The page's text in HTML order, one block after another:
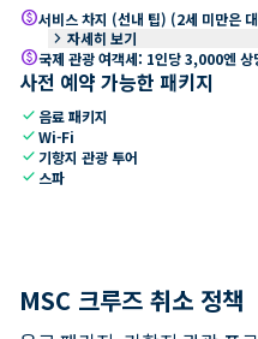
paid서비스 차지 (선내 팁) (2세 미만은
keyboard_arrow_right 자세히 보기
paid국제 관광 여객세: 1인당 3,000엔
사전 예약 가능한 패키지
check 음료 패키지
checkWi-Fi
check 기항지 관광 투어
check 스파
MSC 크루즈 취소 정책